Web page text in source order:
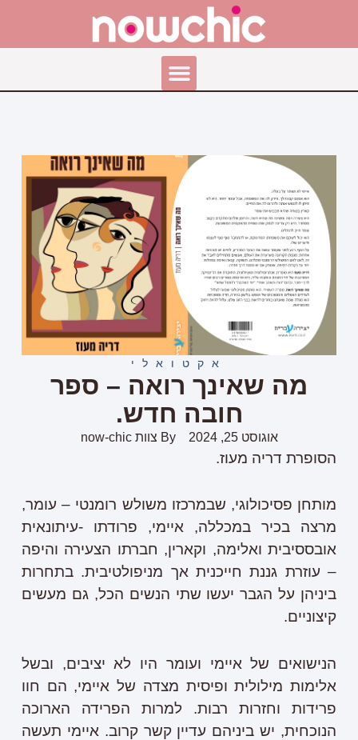
אקטואלי
מה שאינך רואה – ספר
חובה חדש.
אוגוסט 25, 2024 By צוות now-chic
הסופרת דריה מעוז.
מותחן פסיכולוגי, שבמרכזו משולש רומנטי – עומר,
מרצה בכיר במכללה, איימי, פרודתו -עיתונאית
אובססיבית ואלימה, וקארין, חברתו הצעירה והיפה
– עוזרת גננת חייכנית אך מניפולטיבית. בתחרות
ביניהן על הגבר יעשו שתי הנשים הכל, גם מעשים
קיצוניים.
הנישואים של איימי ועומר היו לא יציבים, ובשל
אלימות מילולית ופיסית מצדה של איימי, הם חוו
פרידות וחזרות רבות. למרות הפרידה הארוכה
הנוכחית, יש ביניהם עדיין קשר קרוב. איימי תעשה